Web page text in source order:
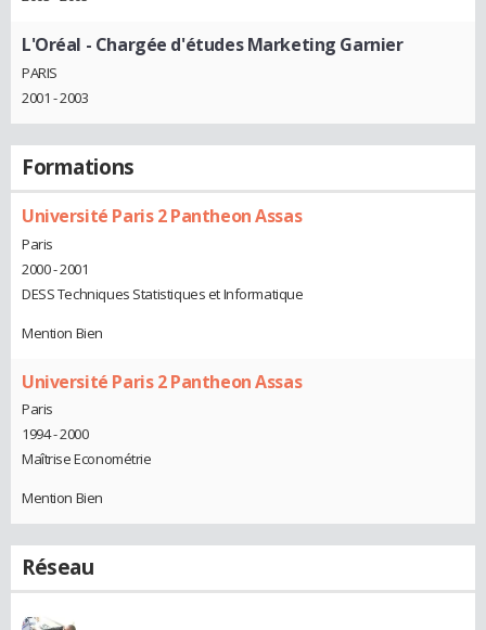
L'Oréal - Chargée d'études Marketing Garnier
PARIS
2001 - 2003
Formations
Université Paris 2 Pantheon Assas
Paris
2000 - 2001
DESS Techniques Statistiques et Informatique
Mention Bien
Université Paris 2 Pantheon Assas
Paris
1994 - 2000
Maîtrise Econométrie
Mention Bien
Réseau